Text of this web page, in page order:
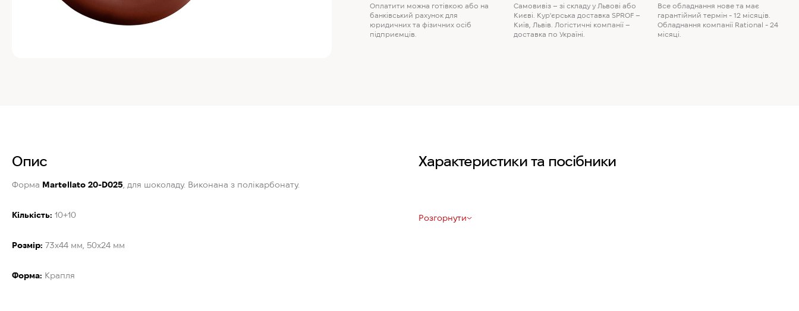
Оплатити можна готівкою або на
банківський рахунок для
юридичних та фізичних осіб
підприємців.
Самовивіз – зі складу у Львові або
Києві. Кур'єрська доставка SPROF –
Київ, Львів. Логістичні компанії –
доставка по Україні.
Все обладнання нове та має
гарантійний термін - 12 місяців.
Обладнання компанії Rational - 24
місяці.
Опис
Форма Martellato 20-D025 , для шоколаду. Виконана з полікарбонату.
Кількість: 10+10
Розмір: 73x44 мм, 50x24 мм
Форма: Крапля
Характеристики та посібники
Розгорнути